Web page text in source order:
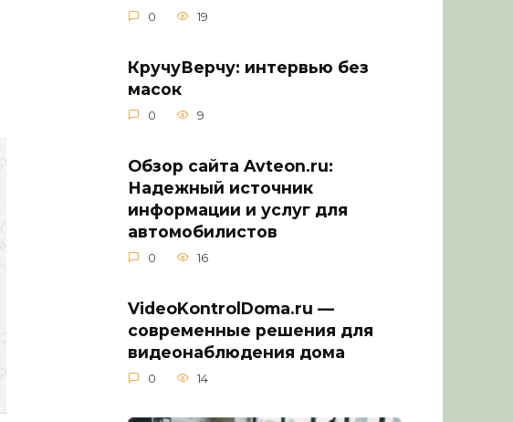
0 19
КручуВерчу: интервью без
масок
0 9
Обзор сайта Avteon.ru:
Надежный источник
информации и услуг для
автомобилистов
0 16
VideoKontrolDoma.ru —
современные решения для
видеонаблюдения дома
0 14